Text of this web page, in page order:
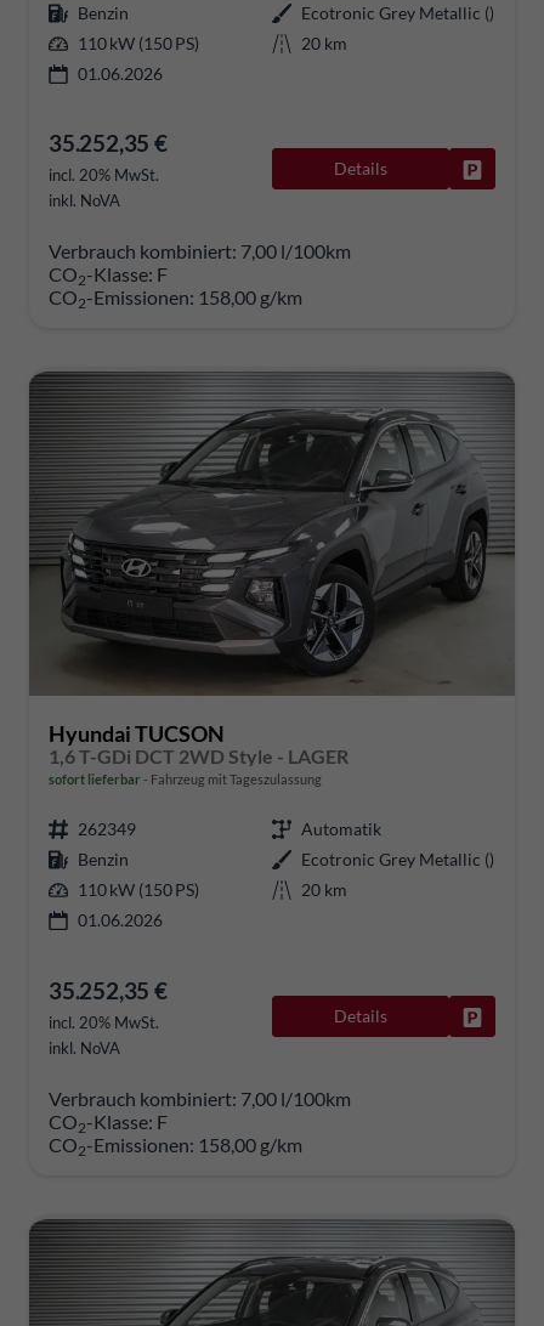
Benzin
Ecotronic Grey Metallic ()
110 kW (150 PS)
20 km
01.06.2026
35.252,35 €
incl. 20% MwSt.
inkl. NoVA
Details
Verbrauch kombiniert: 7,00 l/100km
CO2-Klasse: F
CO2-Emissionen: 158,00 g/km
Hyundai TUCSON
1,6 T-GDi DCT 2WD Style - LAGER
sofort lieferbar Fahrzeug mit Tageszulassung
262349
Automatik
Benzin
Ecotronic Grey Metallic ()
110 kW (150 PS)
20 km
01.06.2026
35.252,35 €
incl. 20% MwSt.
inkl. NoVA
Details
Verbrauch kombiniert: 7,00 l/100km
CO2-Klasse: F
CO2-Emissionen: 158,00 g/km